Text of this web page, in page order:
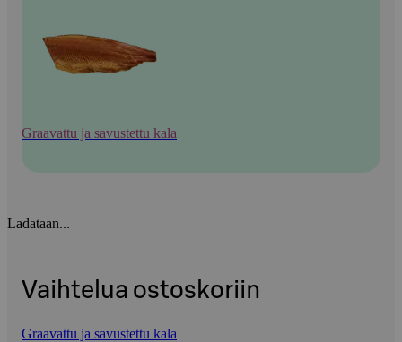
Graavattu ja savustettu kala
Ladataan...
Vaihtelua ostoskoriin
Graavattu ja savustettu kala